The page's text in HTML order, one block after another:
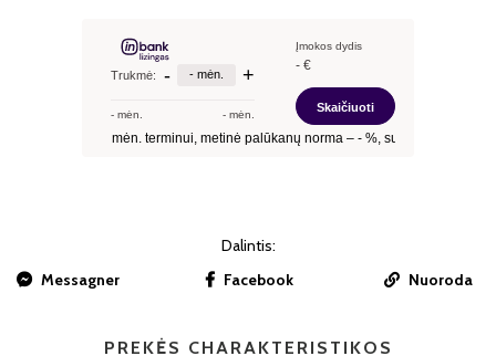
Dalintis:
Messagner
Facebook Nuoroda
PREKĖS CHARAKTERISTIKOS